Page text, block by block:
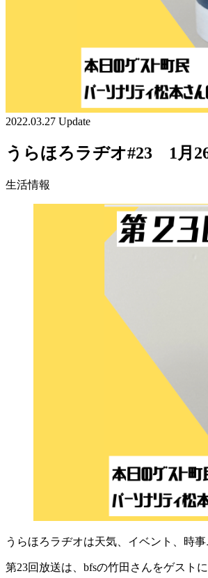
2022.03.27 Update
うらほろラヂオ#23 1月
生活情報
うらほろラヂオは天気、イベント、時
第23回放送は、bfsの竹田さんをゲスト